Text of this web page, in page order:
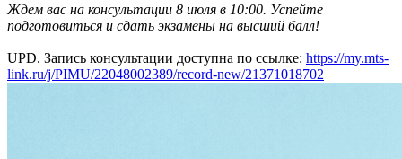
Ждем вас на консультации 8 июля в 10:00. Успейте
подготовиться и сдать экзамены на высший балл!
UPD. Запись консультации доступна по ссылке: https://my.mts-
link.ru/j/PIMU/22048002389/record-new/21371018702